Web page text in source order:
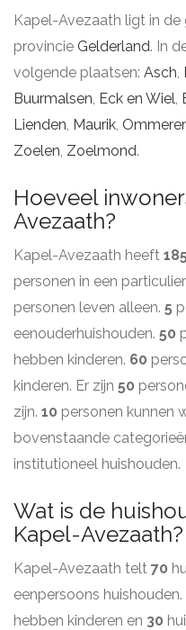
Kapel-Avezaath ligt in de
provincie Gelderland. In
volgende plaatsen: Asch,
Buurmalsen, Eck en Wiel,
Lienden, Maurik,
Zoelen, Zoelmond.
Hoeveel
Avezaath?
Kapel-Avezaath heeft 185
personen in een
personen leven alleen. 5
eenouderhuishouden. 50
hebben kinderen. 60
kinderen. Er zijn 50
zijn. 10 personen kunnen
bovenstaande
institutioneel huishouden.
Wat is de
Kapel-Avezaath?
Kapel-Avezaath telt 70
eenpersoons huishouden.
hebben kinderen en 30